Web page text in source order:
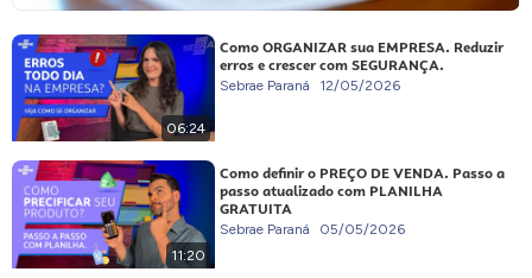
06:24
Como ORGANIZAR sua EMPRESA. Reduzir
erros e crescer com SEGURANÇA.
Sebrae Paraná 12/05/2026
11:20
Como definir o PREÇO DE VENDA. Passo a
passo atualizado com PLANILHA
GRATUITA
Sebrae Paraná 05/05/2026